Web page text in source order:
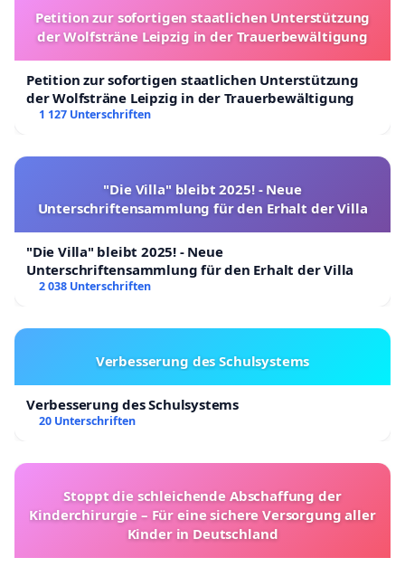
Petition zur sofortigen staatlichen Unterstützung
der Wolfsträne Leipzig in der Trauerbewältigung
Petition zur sofortigen staatlichen Unterstützung
der Wolfsträne Leipzig in der Trauerbewältigung
1 127 Unterschriften
"Die Villa" bleibt 2025! - Neue
Unterschriftensammlung für den Erhalt der Villa
"Die Villa" bleibt 2025! - Neue
Unterschriftensammlung für den Erhalt der Villa
2 038 Unterschriften
Verbesserung des Schulsystems
Verbesserung des Schulsystems
20 Unterschriften
Stoppt die schleichende Abschaffung der
Kinderchirurgie – Für eine sichere Versorgung aller
Kinder in Deutschland